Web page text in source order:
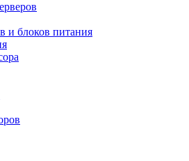
и блоков питания